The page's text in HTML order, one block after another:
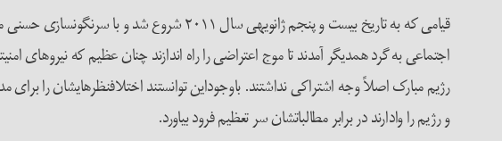
قیامی که به تاریخ بیست و پنجم ژانویه­ی
اجتماعی به گرد همدیگر آمدند تا موج اعتراضی را راه اندازند چنان عظیم که نیروهای
رژیم مبارک اصلاً وجه اشتراکی نداشتند. باوجوداین توانستند اختلاف­نظرهای­شان را
و رژیم را وادارند در برابر مطالبات­شان سر تعظیم فرود بیاورد.